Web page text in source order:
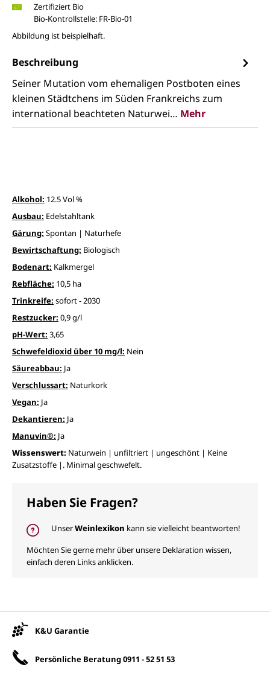
Zertifiziert Bio
Bio-Kontrollstelle: FR-Bio-01
Abbildung ist beispielhaft.
Beschreibung
Seiner Mutation vom ehemaligen Postboten eines
kleinen Städtchens im Süden Frankreichs zum
international beachteten Naturwei… Mehr
Alkohol: 12.5 Vol %
Ausbau: Edelstahltank
Gärung: Spontan | Naturhefe
Bewirtschaftung: Biologisch
Bodenart: Kalkmergel
Rebfläche: 10,5 ha
Trinkreife: sofort - 2030
Restzucker: 0,9 g/l
pH-Wert: 3,65
Schwefeldioxid über 10 mg/l: Nein
Säureabbau: Ja
Verschlussart: Naturkork
Vegan: Ja
Dekantieren: Ja
Manuvin®: Ja
Wissenswert: Naturwein | unfiltriert | ungeschönt | Keine
Zusatzstoffe |. Minimal geschwefelt.
Haben Sie Fragen?
UnserWeinlexikon kann sie vielleicht beantworten!
Möchten Sie gerne mehr über unsere Deklaration wissen,
einfach deren Links anklicken.
K&U Garantie
Persönliche Beratung0911 - 52 51 53